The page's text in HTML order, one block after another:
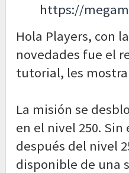
https://
Hola Players, con
novedades fue el
tutorial, les
La misión se
en el nivel 250.
después del nivel
disponible de una